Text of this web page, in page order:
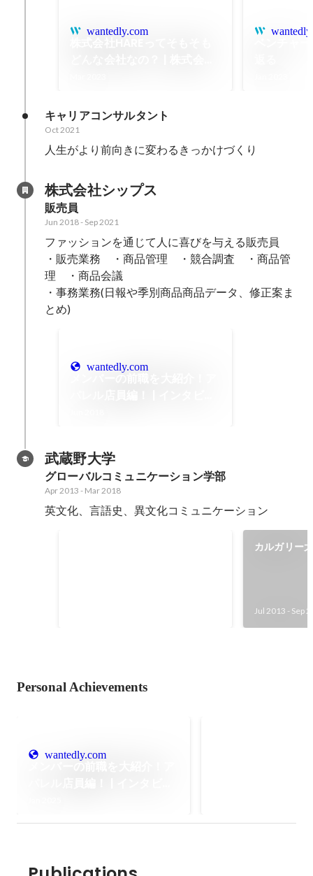
wantedly.com
キャリアコンサルタント
Oct 2021
人生がより前向きに変わるきっかけづくり
株式会社シップス
販売員
Jun 2018- Sep 2021
ファッションを通じて人に喜びを与える販売員
・販売業務　・商品管理　・競合調査　・商品管
理　・商品会議
・事務業務(日報や季別商品商品データ、修正案ま
とめ)
wantedly.com
武蔵野大学
グローバルコミュニケーション学部
Apr 2013 - Mar 2018
英文化、言語史、異文化コミュニケーション
カルガリ
Jul 2013 - Sep
Personal Achievements
wantedly.com